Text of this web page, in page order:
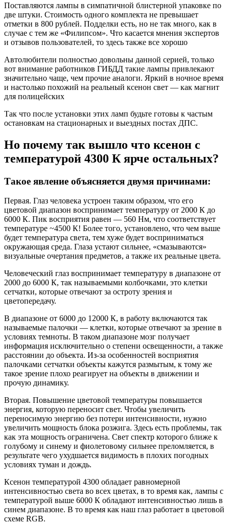
Поставляются лампы в симпатичной блистерной упаковке по
две штуки. Стоимость одного комплекта не превышает
отметки в 800 рублей. Подделки есть, но не так много, как в
случае с тем же «Филипсом». Что касается мнения экспертов
и отзывов пользователей, то здесь также все хорошо
Автолюбители полностью довольны данной серией, только
вот внимание работников ГИБДД такие лампы привлекают
значительно чаще, чем прочие аналоги. Яркий в ночное время
и настолько похожий на реальный ксенон свет — как магнит
для полицейских
Так что после установки этих ламп будьте готовы к частым
остановкам на стационарных и выездных постах ДПС.
Но почему так вышло что ксенон с
температурой 4300 К ярче остальных?
Такое явление объясняется двумя причинами:
Первая. Глаз человека устроен таким образом, что его
цветовой диапазон воспринимает температуру от 2000 К до
6000 К. Пик восприятия равен — 560 Нм, что соответствует
температуре ~4500 К! Более того, установлено, что чем выше
будет температура света, тем хуже будет восприниматься
окружающая среда. Глаза устают сильнее, «смазываются»
визуальные очертания предметов, а также их реальные цвета.
Человеческий глаз воспринимает температуру в диапазоне от
2000 до 6000 К, так называемыми колбочками, это клетки
сетчатки, которые отвечают за остроту зрения и
цветопередачу.
В диапазоне от 6000 до 12000 К, в работу включаются так
называемые палочки — клетки, которые отвечают за зрение в
условиях темноты. В таком диапазоне мозг получает
информация исключительно о степени освещенности, а также
расстоянии до объекта. Из-за особенностей восприятия
палочками сетчатки объекты кажутся размытым, к тому же
такое зрение плохо реагирует на объекты в движении и
прочую динамику.
Вторая. Повышение цветовой температуры повышается
энергия, которую переносит свет. Чтобы увеличить
переносимую энергию без потери интенсивности, нужно
увеличить мощность блока розжига. Здесь есть проблемы, так
как эта мощность ограничена. Свет спектр которого ближе к
голубому и синему и фиолетовому сильнее преломляется, в
результате чего ухудшается видимость в плохих погодных
условиях туман и дождь.
Ксенон температурой 4300 обладает равномерной
интенсивностью света во всех цветах, в то время как, лампы с
температурой выше 6000 К обладают интенсивностью лишь в
синем диапазоне. В то время как наш глаз работает в цветовой
схеме RGB.